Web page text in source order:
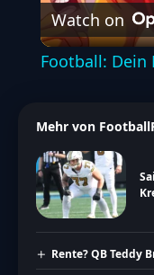
Watch on
Football: Dein
Mehr von
Rente? QB Teddy